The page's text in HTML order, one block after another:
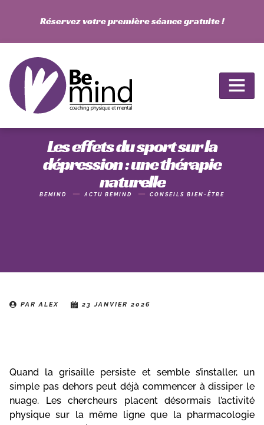
Réservez votre première séance gratuite !
Les effets du sport sur la
dépression : une thérapie
naturelle
BEMIND ACTU BEMIND CONSEILS BIEN-ÊTRE
PAR ALEX 23 JANVIER 2026
Quand la grisaille persiste et semble s’installer, un
simple pas dehors peut déjà commencer à dissiper le
nuage. Les chercheurs placent désormais l’activité
physique sur la même ligne que la pharmacologie